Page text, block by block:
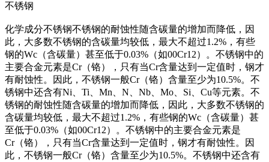
不锈钢
化学成分不锈钢不锈钢的耐蚀性随含碳量的增加而降低，因
此，大多数不锈钢的含碳量均较低，最大不超过1.2%，有些
钢的Wc（含碳量）甚至低于0.03%（如00Cr12）。不锈钢中的
主要合金元素是Cr（铬），只有当Cr含量达到一定值时，钢才
有耐蚀性。因此，不锈钢一般Cr（铬）含量至少为10.5%。不
锈钢中还含有Ni、Ti、Mn、N、Nb、Mo、Si、Cu等元素。不
锈钢的耐蚀性随含碳量的增加而降低，因此，大多数不锈钢的
含碳量均较低，最大不超过1.2%，有些钢的Wc（含碳量）甚
至低于0.03%（如00Cr12）。不锈钢中的主要合金元素是
Cr（铬），只有当Cr含量达到一定值时，钢才有耐蚀性。因
此，不锈钢一般Cr（铬）含量至少为10.5%。不锈钢中还含有